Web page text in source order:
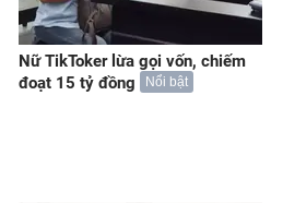
Nữ TikToker lừa gọi vốn, chiếm
đoạt 15 tỷ đồng
Nổi bật